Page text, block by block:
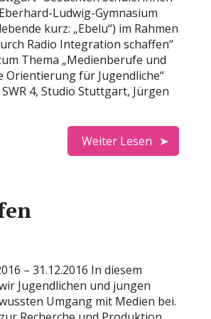
Ludwig-Gymnasium
kurz: „Ebelu“) im Rahmen
Radio Integration schaffen“
Thema „Medienberufe und
Orientierung für Jugendliche“
4, Studio Stuttgart, Jürgen
Weiter Lesen
– 31.12.2016 In diesem
Jugendlichen und jungen
Umgang mit Medien bei.